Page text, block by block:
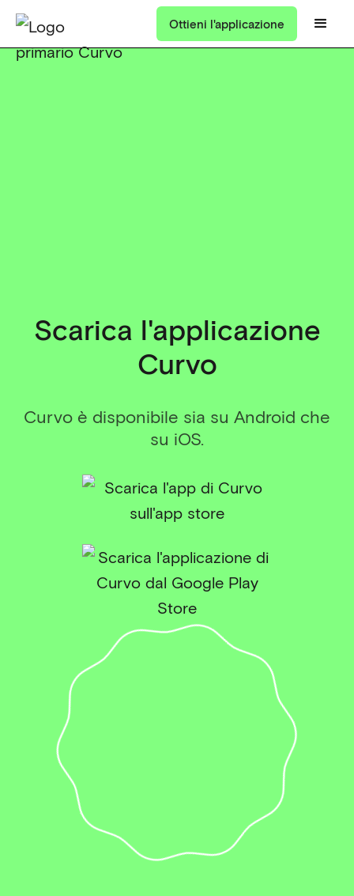
Ottieni l'applicazione
Scarica l'applicazione
Curvo
Curvo è disponibile sia su Android che
su iOS.